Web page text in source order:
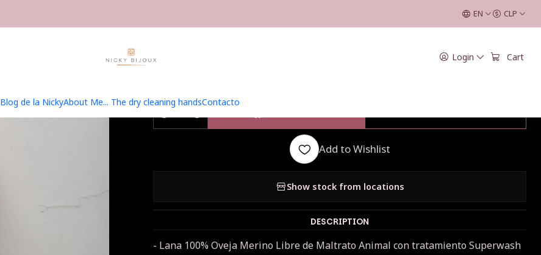
Login Cart
Blog de la NickyAbout Me... The dry cleaning handsContacto
EN CLP
Merino Bijoux Fingering
Quantity
Add to Wishlist
Show stock from locations
DESCRIPTION
- Lana 100% Oveja Merino Libre de Maltrato Animal con tratamiento Superwash